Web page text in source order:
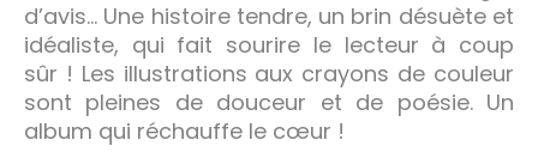
d’avis… Une histoire tendre, un brin désuète et
idéaliste, qui fait sourire le lecteur à coup
sûr ! Les illustrations aux crayons de couleur
sont pleines de douceur et de poésie. Un
album qui réchauffe le cœur !